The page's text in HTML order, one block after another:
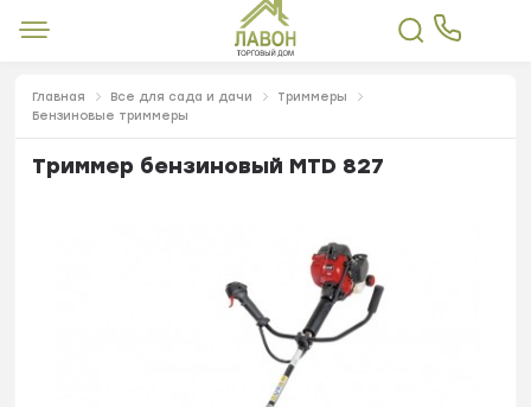
Главная Все для сада и дачи
Триммеры
Бензиновые триммеры
Триммер бензиновый MTD 827